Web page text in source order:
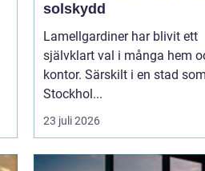
solskydd
Lamellgardiner har blivit ett
självklart val i många hem
kontor. Särskilt i en stad
Stockhol...
23 juli 2026